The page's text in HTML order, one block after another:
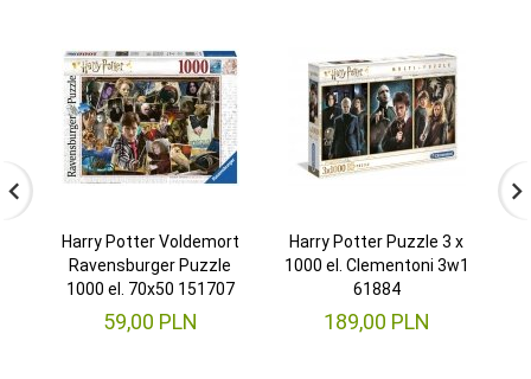
Harry Potter Voldemort
Ravensburger Puzzle
1000 el. 70x50 151707
59,00 PLN
Harry Potter Puzzle 3 x
1000 el. Clementoni 3w1
61884
189,00 PLN